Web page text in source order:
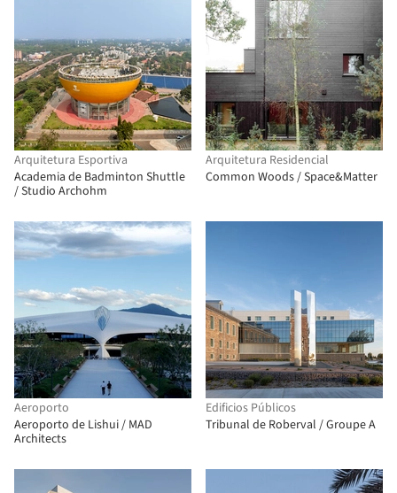
Arquitetura Esportiva
Academia de Badminton Shuttle
/ Studio Archohm
Arquitetura Residencial
Common Woods / Space&Matter
Aeroporto
Aeroporto de Lishui / MAD
Architects
Edificios Públicos
Tribunal de Roberval / Groupe A